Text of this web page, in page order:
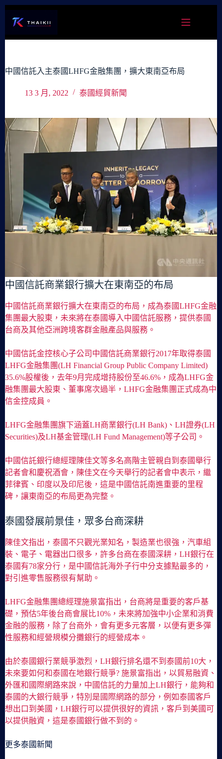
容
中國信託入主泰國LHFG金融集團，擴大東南亞布局
13 3 月, 2022 泰國經貿新聞
中國信託商業銀行擴大在東南亞的布局
中國信託商業銀行擴大在東南亞的布局，成為泰國LHFG金融
集團最大股東，未來將在泰國導入中國信託服務，提供泰國
台商及其他亞洲跨境客群金融產品與服務。
中國信託金控核心子公司中國信託商業銀行2017年取得泰國
LHFG金融集團(LH Financial Group Public Company Limited)
35.6%股權後，去年9月完成增持股份至46.6%，成為LHFG金
融集團最大股東、董事席次過半，LHFG金融集團正式成為中
信金控成員。
LHFG金融集團旗下涵蓋LH商業銀行(LH Bank)、LH證券(LH
Securities)及LH基金管理(LH Fund Management)等子公司。
中國信託銀行總經理陳佳文等多名高階主管親自到泰國舉行
記者會和慶祝酒會，陳佳文在今天舉行的記者會中表示，繼
菲律賓、印度以及印尼後，這是中國信託南進重要的里程
碑，讓東南亞的布局更為完整。
泰國發展前景佳，眾多台商深耕
陳佳文指出，泰國不只觀光業知名，製造業也很強，汽車組
裝、電子、電器出口很多，許多台商在泰國深耕，LH銀行在
泰國有78家分行，是中國信託海外子行中分支據點最多的，
對引進零售服務很有幫助。
LHFG金融集團總經理施景富指出，台商將是重要的客戶基
礎，預估5年後台商會展比10%，未來將加強中小企業和消費
金融的服務，除了台商外，會有更多元客層，以便有更多彈
性服務和經營規模分攤銀行的經營成本。
由於泰國銀行業競爭激烈，LH銀行排名還不到泰國前10大，
未來要如何和泰國在地銀行競爭? 施景富指出，以貿易融資、
外匯和國際網路來說，中國信託的力量加上LH銀行，能夠和
泰國的大銀行競爭，特別是國際網路的部分，例如泰國客戶
想出口到美國，LH銀行可以提供很好的資訊，客戶到美國可
以提供融資，這是泰國銀行做不到的。
更多泰國新聞